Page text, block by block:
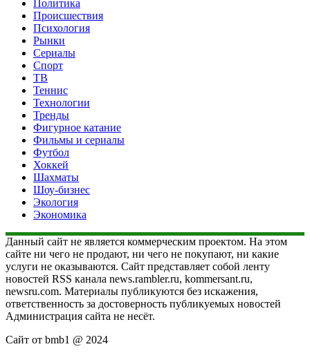
Политика
Происшествия
Психология
Рынки
Сериалы
Спорт
ТВ
Теннис
Технологии
Тренды
Фигурное катание
Фильмы и сериалы
Футбол
Хоккей
Шахматы
Шоу-бизнес
Экология
Экономика
Данный сайт не является коммерческим проектом. На этом
сайте ни чего не продают, ни чего не покупают, ни какие
услуги не оказываются. Сайт представляет собой ленту
новостей RSS канала news.rambler.ru, kommersant.ru,
newsru.com. Материалы публикуются без искажения,
ответственность за достоверность публикуемых новостей
Администрация сайта не несёт.
Сайт от bmb1 @ 2024